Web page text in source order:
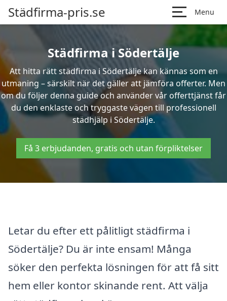
Städfirma-pris.se Menu
Städfirma i Södertälje
Att hitta rätt städfirma i Södertälje kan kännas som en
utmaning – särskilt när det gäller att jämföra offerter. Men
om du följer denna guide och använder vår offerttjänst får
du den enklaste och tryggaste vägen till professionell
städhjälp i Södertälje.
Få 3 erbjudanden, gratis och utan förpliktelser
Letar du efter ett pålitligt städfirma i
Södertälje? Du är inte ensam! Många
söker den perfekta lösningen för att få sitt
hem eller kontor skinande rent. Att välja